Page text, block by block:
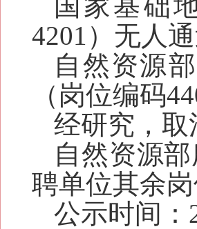
4201）无人通
自然资源
（岗位编码
经研究，
自然资源
聘单位其余
公示时间：